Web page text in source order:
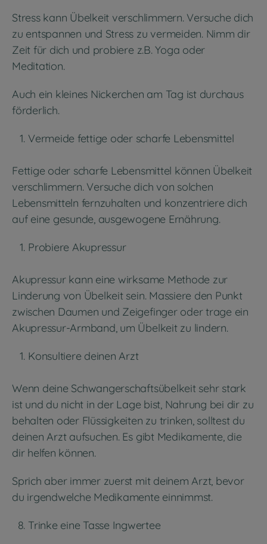
Stress kann Übelkeit verschlimmern. Versuche dich
zu entspannen und Stress zu vermeiden. Nimm dir
Zeit für dich und probiere z.B. Yoga oder
Meditation.
Auch ein kleines Nickerchen am Tag ist durchaus
förderlich.
Vermeide fettige oder scharfe Lebensmittel
Fettige oder scharfe Lebensmittel können Übelkeit
verschlimmern. Versuche dich von solchen
Lebensmitteln fernzuhalten und konzentriere dich
auf eine gesunde, ausgewogene Ernährung.
Probiere Akupressur
Akupressur kann eine wirksame Methode zur
Linderung von Übelkeit sein. Massiere den Punkt
zwischen Daumen und Zeigefinger oder trage ein
Akupressur-Armband, um Übelkeit zu lindern.
Konsultiere deinen Arzt
Wenn deine Schwangerschaftsübelkeit sehr stark
ist und du nicht in der Lage bist, Nahrung bei dir zu
behalten oder Flüssigkeiten zu trinken, solltest du
deinen Arzt aufsuchen. Es gibt Medikamente, die
dir helfen können.
Sprich aber immer zuerst mit deinem Arzt, bevor
du irgendwelche Medikamente einnimmst.
Trinke eine Tasse Ingwertee